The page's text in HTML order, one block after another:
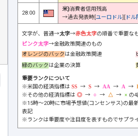
28:00
米)消費者信用残高
→過去発表時[ユーロドル][ ドル
文字が、普通→太字→赤色太字の順番で重要な
ピンク太字→金融政策関連のもの
オレンジのバックは金融政策関連
緑のバックは企業の決算
重要ランクについて
※米国の経済指標は
→ → → →
※その他の経済指標は
→ → →
の
※15時～20時に市場予想値(コンセンサス)の最
表記
※ランクは重要度や注目度を表すものでサプラ